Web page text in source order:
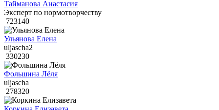
Тайманова Анастасия
Эксперт по нормотворчеству
723140
Ульянова Елена
uljascha2
330230
Фольшина Лёля
uljascha
278320